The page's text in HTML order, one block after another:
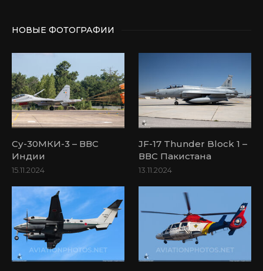
НОВЫЕ ФОТОГРАФИИ
Су-30МКИ-3 – ВВС
Индии
15.11.2024
JF-17 Thunder Block 1 –
ВВС Пакистана
13.11.2024